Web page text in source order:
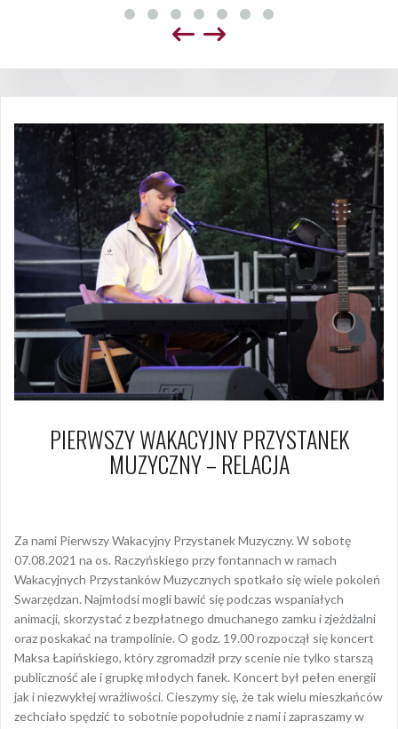
PIERWSZY WAKACYJNY PRZYSTANEK
MUZYCZNY – RELACJA
Za nami Pierwszy Wakacyjny Przystanek Muzyczny. W sobotę
07.08.2021 na os. Raczyńskiego przy fontannach w ramach
Wakacyjnych Przystanków Muzycznych spotkało się wiele pokoleń
Swarzędzan. Najmłodsi mogli bawić się podczas wspaniałych
animacji, skorzystać z bezpłatnego dmuchanego zamku i zjeżdżalni
oraz poskakać na trampolinie. O godz. 19.00 rozpoczął się koncert
Maksa Łapińskiego, który zgromadził przy scenie nie tylko starszą
publiczność ale i grupkę młodych fanek. Koncert był pełen energii
jak i niezwykłej wrażliwości. Cieszymy się, że tak wielu mieszkańców
zechciało spędzić to sobotnie popołudnie z nami i zapraszamy w